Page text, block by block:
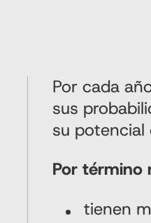
Por cada
sus
su potencial
Por término
tienen